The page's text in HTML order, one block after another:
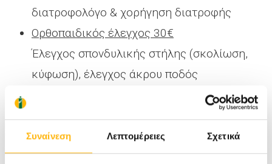
Συναίνεση Λεπτομέρειες Σχετικά
διατροφολόγο & χορήγηση διατροφής
Ορθοπαιδικός έλεγχος 30€
Έλεγχος σπονδυλικής στήλης (σκολίωση,
κύφωση), έλεγχος άκρου ποδός
Πελματογράφημα , αξιολόγηση πελματικών
αποτελεσμάτων